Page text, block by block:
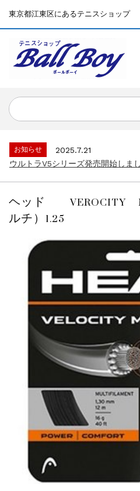
東京都江東区にあるテニスショップ
お知らせ
2025.7.15
お知らせ
2025.7.21
ウルトラV5シリーズ発売開始しま
お知らせ
2025.7.21
ウルトラV5シリーズ発売開始しま
BallBoyサイト再開！...
ヘッド VEROCITY
ルチ）1.25